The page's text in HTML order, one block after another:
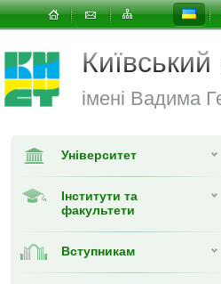
імені Вадима
Університет
Інститути та
факультети
Вступникам